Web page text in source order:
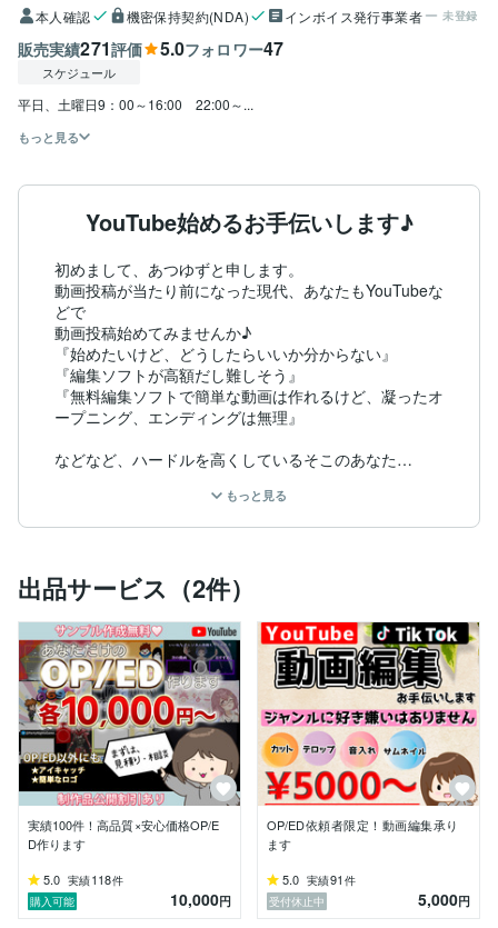
本人確認 機密保持契約(NDA) インボイス発行事業者 未登録
販売実績271評価 5.0フォロワー47
スケジュール
平日、土曜日9：00～16:00　22:00～...
もっと見る
YouTube始めるお手伝いします♪
初めまして、あつゆずと申します。
動画投稿が当たり前になった現代、あなたもYouTubeな
どで
動画投稿始めてみませんか♪
『始めたいけど、どうしたらいいか分からない』
『編集ソフトが高額だし難しそう』
『無料編集ソフトで簡単な動画は作れるけど、凝ったオ
ープニング、エンディングは無理』
などなど、ハードルを高くしているそこのあなた
お手頃価格でお気軽にYouTube始めてみませんか♪？
その他、気になったことがございましたら、お気軽に
ご相談ください(*´ ˘ `*)
料金等は発生しませんので、お気軽に【見積りを相談】
から
お越しください！
もっと見る
出品サービス（2件）
実績100件！高品質×安心価格OP/E
D作ります
5.0 実績118件
購入可能
10,000円
OP/ED依頼者限定！動画編集承り
ます
5.0 実績91 件
受付休止中
5,000円